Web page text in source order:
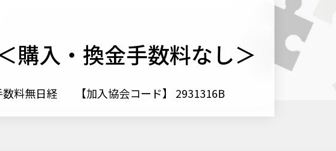
購入・換金手数料なし＞
数料無日経 【加入協会コード】 2931316B